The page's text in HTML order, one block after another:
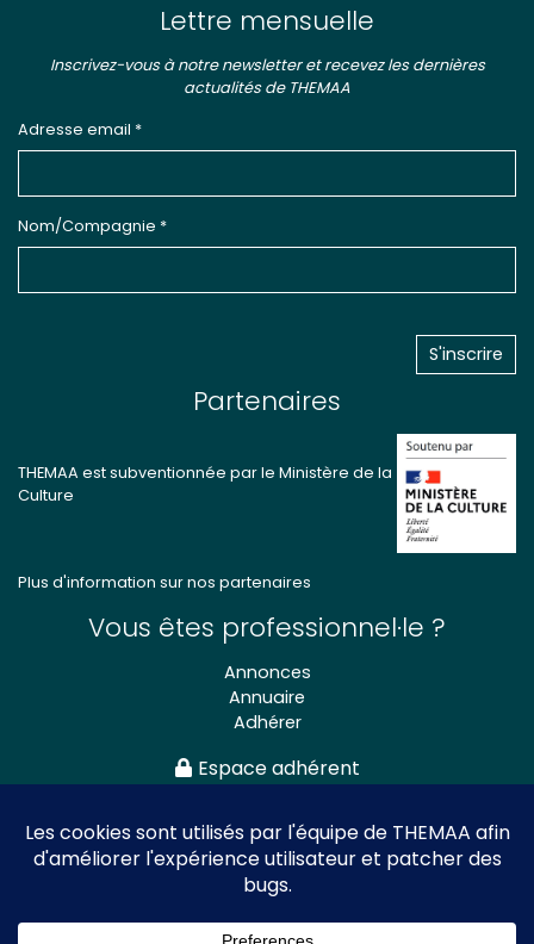
Lettre mensuelle
Inscrivez-vous à notre newsletter et recevez les dernières
actualités de THEMAA
Adresse email *
Nom/Compagnie *
Partenaires
THEMAA est subventionnée par le Ministère de la
Culture
Plus d'information sur nos partenaires
Vous êtes professionnel·le ?
Annonces
Annuaire
Adhérer
Espace adhérent